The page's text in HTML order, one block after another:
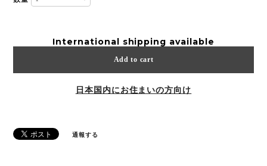
International shipping available
Add to cart
日本国内にお住まいの方向け
通報する